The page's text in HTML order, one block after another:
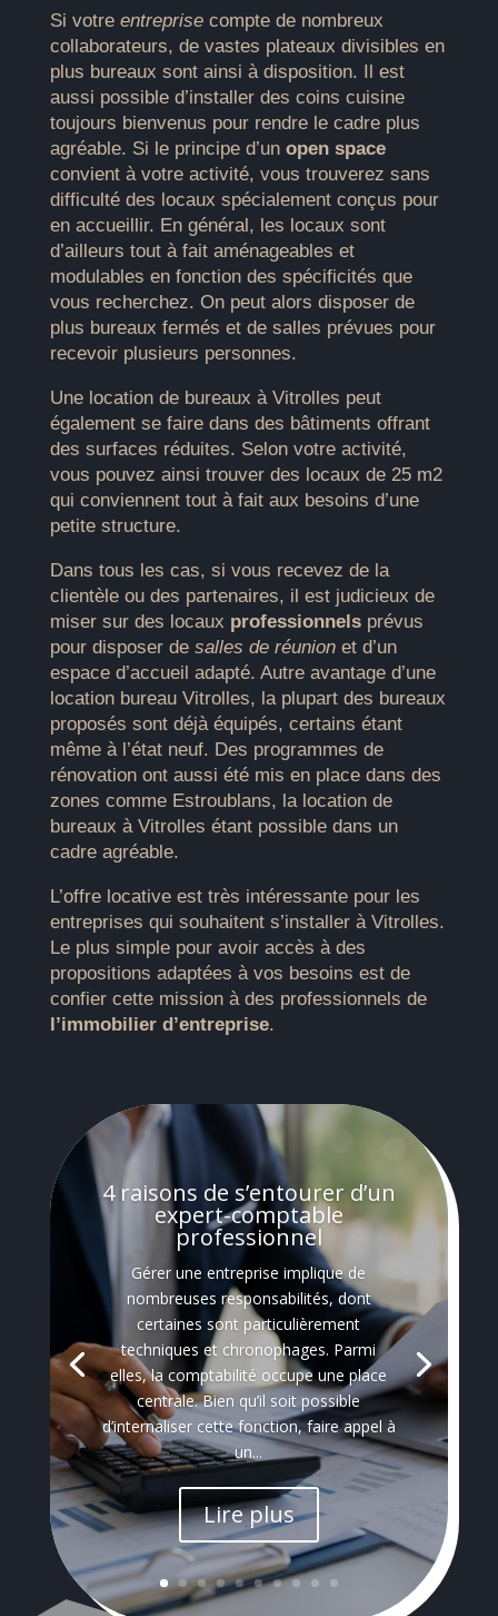
Si votre entreprisecompte de nombreux
collaborateurs, de vastes plateaux divisibles en
plus bureaux sont ainsi à disposition. Il est
aussi possible d’installer des coins cuisine
toujours bienvenus pour rendre le cadre plus
agréable. Si le principe d’un open space
convient à votre activité, vous trouverez sans
difficulté des locaux spécialement conçus pour
en accueillir. En général, les locaux sont
d’ailleurs tout à fait aménageables et
modulables en fonction des spécificités que
vous recherchez. On peut alors disposer de
plus bureaux fermés et de salles prévues pour
recevoir plusieurs personnes.
Une location de bureaux à Vitrolles peut
également se faire dans des bâtiments offrant
des surfaces réduites. Selon votre activité,
vous pouvez ainsi trouver des locaux de 25 m2
qui conviennent tout à fait aux besoins d’une
petite structure.
Dans tous les cas, si vous recevez de la
clientèle ou des partenaires, il est judicieux de
miser sur des locaux professionnelsprévus
pour disposer de salles de réunionet d’un
espace d’accueil adapté. Autre avantage d’une
location bureau Vitrolles, la plupart des bureaux
proposés sont déjà équipés, certains étant
même à l’état neuf. Des programmes de
rénovation ont aussi été mis en place dans des
zones comme Estroublans, la location de
bureaux à Vitrolles étant possible dans un
cadre agréable.
L’offre locative est très intéressante pour les
entreprises qui souhaitent s’installer à Vitrolles.
Le plus simple pour avoir accès à des
propositions adaptées à vos besoins est de
confier cette mission à des professionnels de
l’immobilier d’entreprise.
4 raisons de s’entourer d’un
expert-comptable
professionnel
Gérer une entreprise implique de
nombreuses responsabilités, dont
certaines sont particulièrement
techniques et chronophages. Parmi
elles, la comptabilité occupe une place
centrale. Bien qu’il soit possible
d’internaliser cette fonction, faire appel à
un...
Lire plus